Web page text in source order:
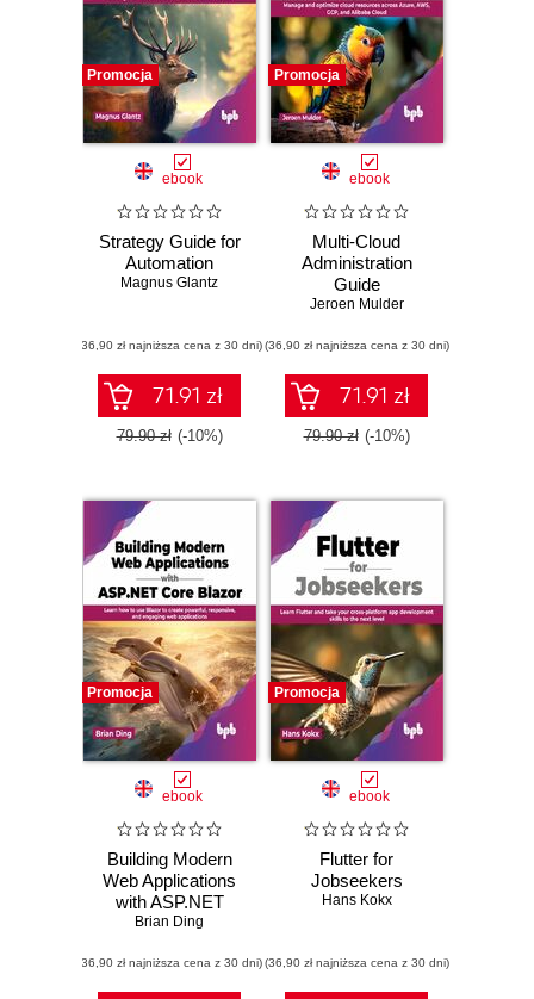
Promocja
ebook
Strategy Guide for
Automation
Magnus Glantz
(36,90 zł najniższa cena z 30 dni)
71.91 zł
79.90 zł (-10%)
Promocja
ebook
Multi-Cloud
Administration
Guide
Jeroen Mulder
(36,90 zł najniższa cena z 30 dni)
71.91 zł
79.90 zł (-10%)
Promocja
ebook
Building Modern
Web Applications
with ASP.NET
Core Blazor
Brian Ding
(36,90 zł najniższa cena z 30 dni)
Promocja
ebook
Flutter for
Jobseekers
Hans Kokx
(36,90 zł najniższa cena z 30 dni)